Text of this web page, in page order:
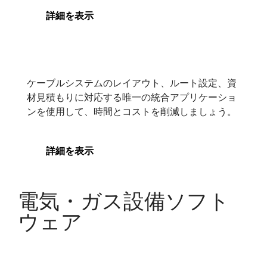
詳細を表示
Management
Bentley Raceway and Cable
Management
ケーブルシステムのレイアウト、ルート設定、資
材見積もりに対応する唯一の統合アプリケーショ
ンを使用して、時間とコストを削減しましょう。
詳細を表示
電気・ガス設備ソフト
ウェア